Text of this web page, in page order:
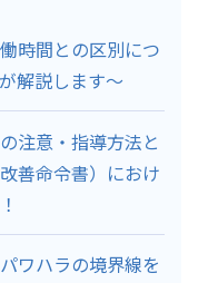
時間との区別につ
解説します～
注意・指導方法と
善命令書）におけ
ワハラの境界線を